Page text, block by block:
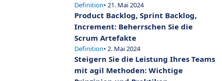
Definition• 21. Mai 2024
Product Backlog, Sprint Backlog,
Increment: Beherrschen Sie die
Scrum Artefakte
Definition• 2. Mai 2024
Steigern Sie die Leistung Ihres Teams
mit agil Methoden: Wichtige